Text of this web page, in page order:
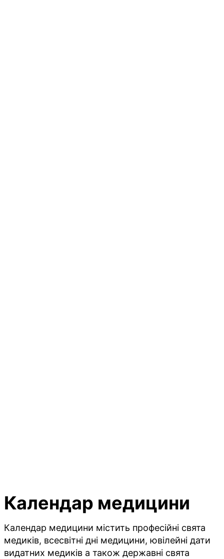
Календар медицини
Календар медицини містить професійні свята
медиків, всесвітні дні медицини, ювілейні дати
видатних медиків а також державні свята